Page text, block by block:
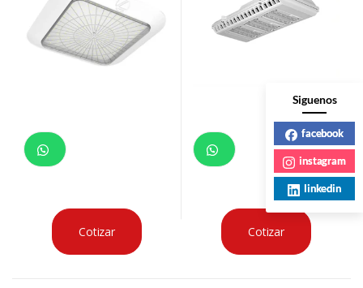
Cotizar Cotizar
Siguenos
facebook
instagram
linkedin